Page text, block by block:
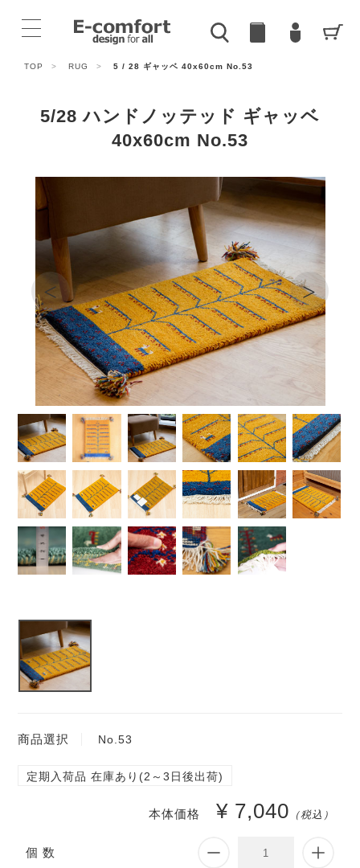
TOP > RUG > 5 / 28 ギャッベ 40x60cm No.53
5/28 ハンドノッテッド ギャッベ
40x60cm No.53
< >
商品選択 No.53
定期入荷品 在庫あり(2～3日後出荷)
個 数
本体価格 ¥ 7,040 （税込）